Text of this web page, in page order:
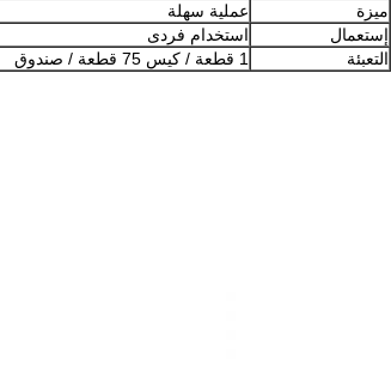
ميزة
عملية سهلة
إستعمال
استخدام فردى
التعبئة
1 قطعة / كيس 75 قطعة / صندوق